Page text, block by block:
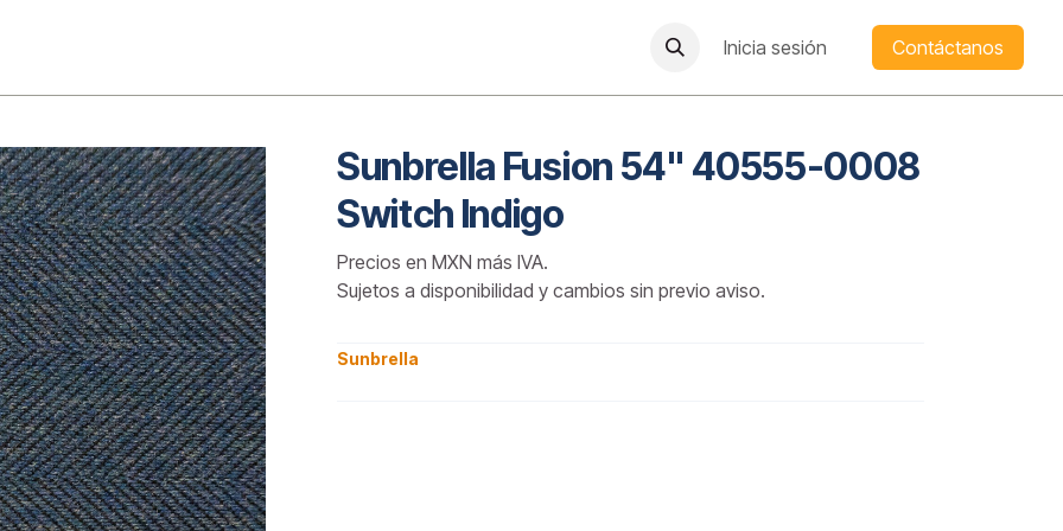
Inicia sesión Contáctanos
Sunbrella Fusion 54" 40555-0008
Switch Indigo
Precios en MXN más IVA.
Sujetos a disponibilidad y cambios sin previo aviso.
Sunbrella